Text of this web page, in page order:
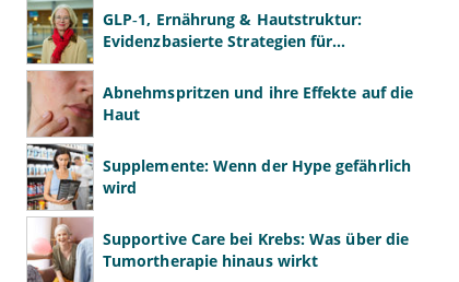
GLP‑1, Ernährung & Hautstruktur:
Evidenzbasierte Strategien für
Abnehmspritzen und ihre Effekte auf die
Haut
Supplemente: Wenn der Hype gefährlich
wird
Supportive Care bei Krebs: Was über die
Tumortherapie hinaus wirkt